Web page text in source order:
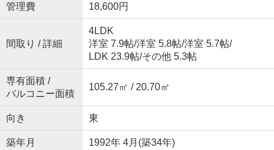
管理費 18,600円
間取り / 詳細
4LDK
洋室 7.9帖/洋室 5.8帖/洋室 5.7帖/
LDK 23.9帖/その他 5.3帖
専有面積 /
バルコニー面積
105.27㎡ / 20.70㎡
向き 東
築年月 1992年 4月(築34年)